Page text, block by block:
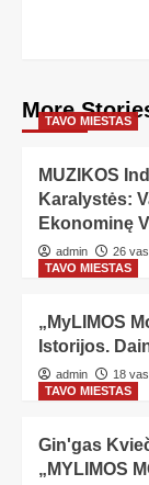
More
TAVO MIESTAS
MUZIKOS
Karalystės:
Ekonominę
admin
26
TAVO MIESTAS
„MyLIMOS
Istorijos.
admin
18
TAVO MIESTAS
Gin'gas
„MYLIMOS